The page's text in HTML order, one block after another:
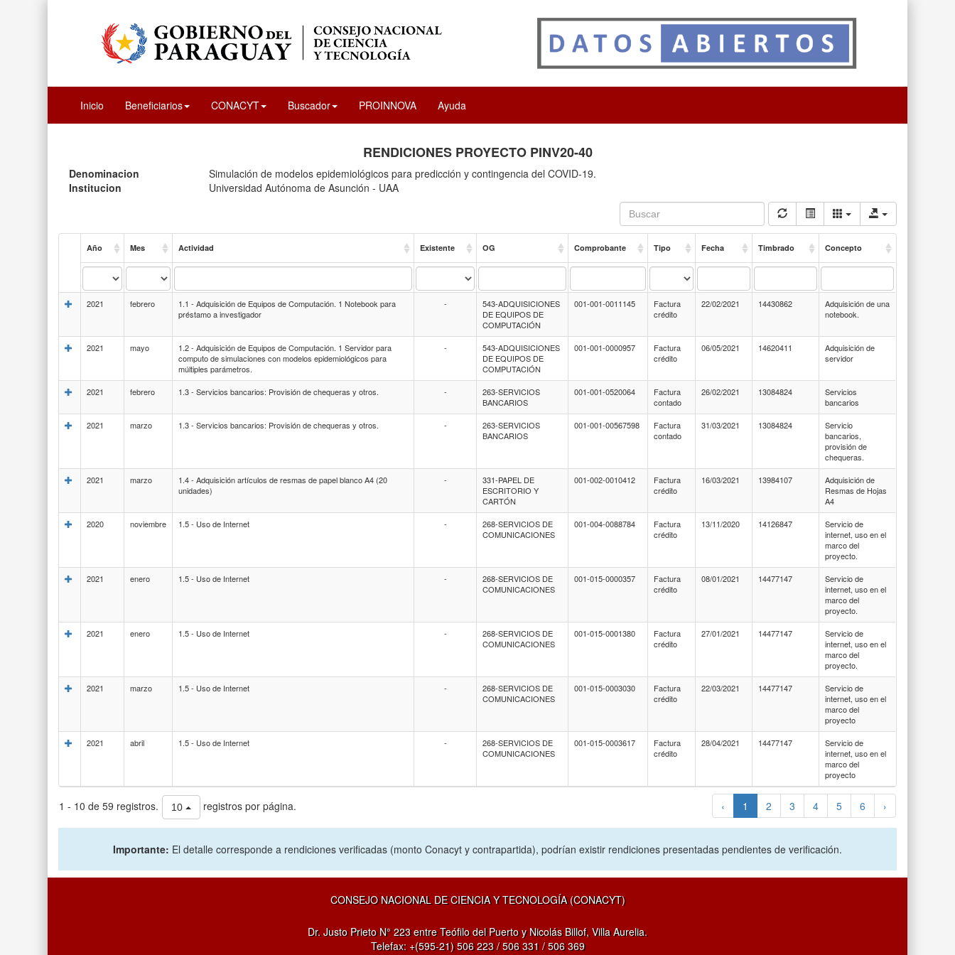
Inicio Beneficiarios CONACYT Buscador PROINNOVA Ayuda
RENDICIONES PROYECTO PINV20-40
Denominacion
Simulación de modelos epidemiológicos para predicción y contingencia del COVID-19.
Institucion
Universidad Autónoma de Asunción - UAA
Año Mes Actividad Existente OG Comprobante Tipo Fecha Timbrado Concepto
2021 febrero
1.1 - Adquisición de Equipos de Computación. 1 Notebook para
préstamo a investigador
-
543-ADQUISICIONES
DE EQUIPOS DE
COMPUTACIÓN
001-001-0011145
Factura
crédito
22/02/2021 14430862
Adquisición de una
notebook.
2021 mayo
1.2 - Adquisición de Equipos de Computación. 1 Servidor para
computo de simulaciones con modelos epidemiológicos para
múltiples parámetros.
-
543-ADQUISICIONES
DE EQUIPOS DE
COMPUTACIÓN
001-001-0000957
Factura
crédito
06/05/2021 14620411
Adquisición de
servidor
2021 febrero 1.3 - Servicios bancarios: Provisión de chequeras y otros. -
263-SERVICIOS
BANCARIOS
001-001-0520064
Factura
contado
26/02/2021 13084824
Servicios
bancarios
2021
marzo 1.3 - Servicios bancarios: Provisión de chequeras y otros. -
263-SERVICIOS
BANCARIOS
001-001-00567598
Factura
contado
31/03/2021 13084824
Servicio
bancarios,
provisión de
chequeras.
2021
marzo
1.4 - Adquisición artículos de resmas de papel blanco A4 (20
unidades)
-
331-PAPEL DE
ESCRITORIO Y
CARTÓN
001-002-0010412
Factura
crédito
16/03/2021 13984107
Adquisición de
Resmas de Hojas
A4
2020
noviembre 1.5 - Uso de Internet -
268-SERVICIOS DE
COMUNICACIONES
001-004-0088784
Factura
crédito
13/11/2020 14126847
Servicio de
internet, uso en el
marco del
proyecto.
2021
enero 1.5 - Uso de Internet -
268-SERVICIOS DE
COMUNICACIONES
001-015-0000357
Factura
crédito
08/01/2021 14477147
Servicio de
internet, uso en el
marco del
proyecto.
2021
enero 1.5 - Uso de Internet -
268-SERVICIOS DE
COMUNICACIONES
001-015-0001380
Factura
crédito
27/01/2021 14477147
Servicio de
internet, uso en el
marco del
proyecto.
2021
marzo 1.5 - Uso de Internet -
268-SERVICIOS DE
COMUNICACIONES
001-015-0003030
Factura
crédito
22/03/2021 14477147
Servicio de
internet, uso en el
marco del
proyecto
2021
abril 1.5 - Uso de Internet -
268-SERVICIOS DE
COMUNICACIONES
001-015-0003617
Factura
crédito
28/04/2021 14477147
Servicio de
internet, uso en el
marco del
proyecto
1 - 10 de 59 registros. 10 registros por página. ‹ 1 2 3 4 5 6 ›
Importante: El detalle corresponde a rendiciones verificadas (monto Conacyt y contrapartida), podrían existir rendiciones presentadas pendientes de verificación.
CONSEJO NACIONAL DE CIENCIA Y TECNOLOGÍA (CONACYT)
Dr. Justo Prieto N° 223 entre Teófilo del Puerto y Nicolás Billof, Villa Aurelia.
Telefax: +(595-21) 506 223 / 506 331 / 506 369